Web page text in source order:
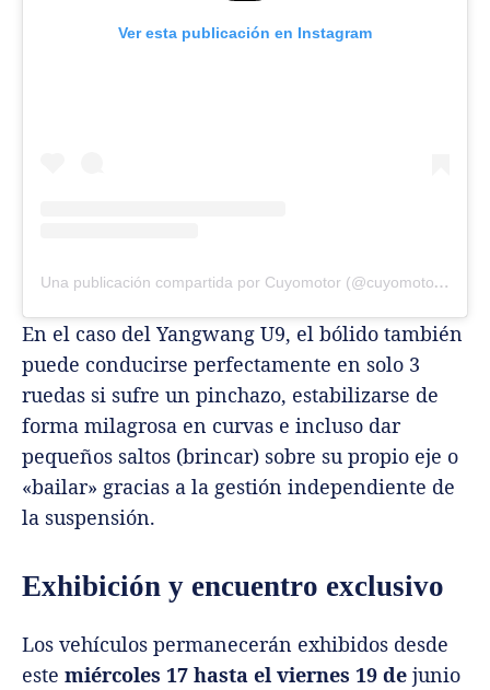
Ver esta publicación en Instagram
Una publicación compartida por Cuyomotor (@cuyomotor.com.ar)
En el caso del Yangwang U9, el bólido también
puede conducirse perfectamente en solo 3
ruedas si sufre un pinchazo, estabilizarse de
forma milagrosa en curvas e incluso dar
pequeños saltos (brincar) sobre su propio eje o
«bailar» gracias a la gestión independiente de
la suspensión.
Exhibición y encuentro exclusivo
Los vehículos permanecerán exhibidos desde
este miércoles 17 hasta el viernes 19 de junio